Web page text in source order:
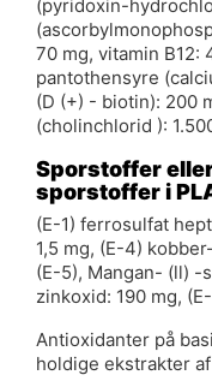
(pyridoxin-
70 mg, vitamin B12:
pantothensyre
(D (+) - biotin): 200
(cholinchlorid ):
Sporstoffer
sporstoffer i
(E-1) ferrosulfat
1,5 mg, (E-4)
(E-5), Mangan- (ll) -
zinkoxid: 190 mg,
Antioxidanter på
holdige ekstrakter